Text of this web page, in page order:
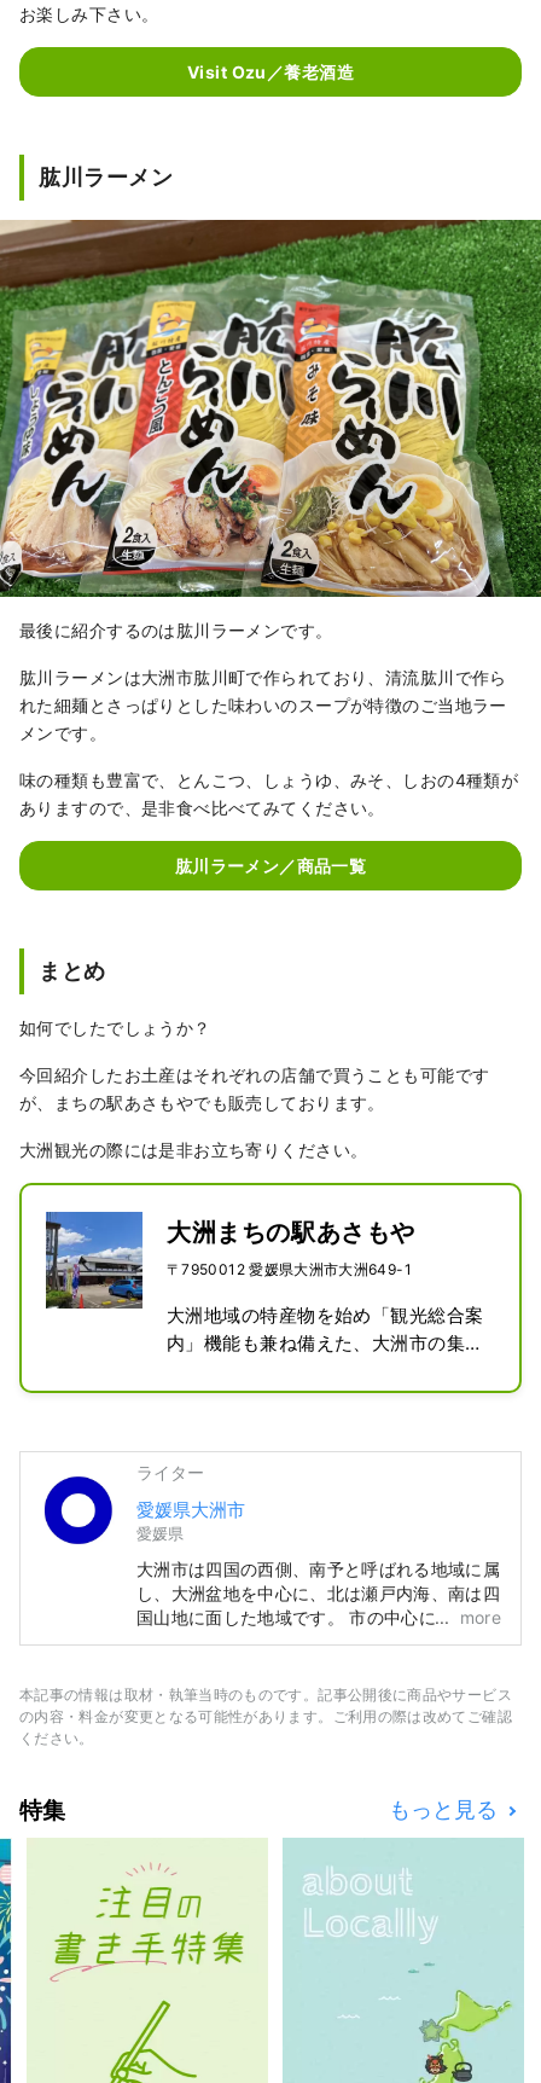
お楽しみ下さい。
Visit Ozu／養老酒造
肱川ラーメン
最後に紹介するのは肱川ラーメンです。
肱川ラーメンは大洲市肱川町で作られており、清流肱川で作ら
れた細麺とさっぱりとした味わいのスープが特徴のご当地ラー
メンです。
味の種類も豊富で、とんこつ、しょうゆ、みそ、しおの4種類が
ありますので、是非食べ比べてみてください。
肱川ラーメン／商品一覧
まとめ
如何でしたでしょうか？
今回紹介したお土産はそれぞれの店舗で買うことも可能です
が、まちの駅あさもやでも販売しております。
大洲観光の際には是非お立ち寄りください。
大洲まちの駅あさもや
〒7950012 愛媛県大洲市大洲649-1
大洲地域の特産物を始め「観光総合案
内」機能も兼ね備えた、大洲市の集客
物販コーナー、トイレ等があり、町並
ライター
愛媛県大洲市
愛媛県
大洲市は四国の西側、南予と呼ばれる地域に属
し、大洲盆地を中心に、北は瀬戸内海、南は四
国山地に面した地域です。 市の中心には清
流・肱川が流れ、その名の由来ともいわれるよ
ることで、自然・歴史文化・名産品に多くの恵
みをもたらしました。 江戸の昔、大洲城の城
more
本記事の情報は取材・執筆当時のものです。記事公開後に商品やサービス
の内容・料金が変更となる可能性があります。ご利用の際は改めてご確認
ください。
特集 もっと見る